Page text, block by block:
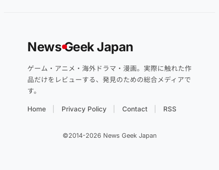
NewsGeek Japan
ゲーム・アニメ・海外ドラマ・漫画。実際に触れた作
品だけをレビューする、発見のための総合メディアで
す。
Home Privacy Policy Contact RSS
©2014-2026 News Geek Japan